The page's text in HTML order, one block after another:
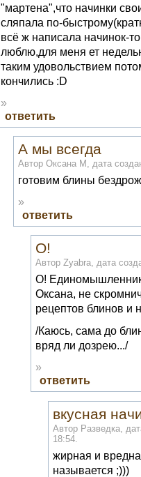
"мартена",что начинки
сляпала по-
всё ж написала начинок-
люблю,для меня ет
таким удовольствием
кончились :D
»
ответить
А мы всегда
Автор Оксана М, дата
готовим блины
»
ответить
О!
Автор Zyabra, дата
О!
Оксана, не
рецептов блинов и
/Каюсь, сама до
вряд ли дозрею.../
»
ответить
вкусная
Автор Разведка,
18:54.
жирная и
называется ;)))